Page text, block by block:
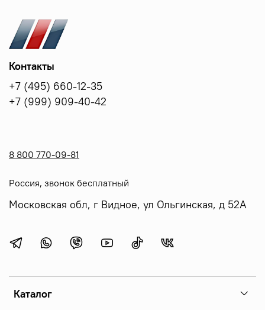
Каталог
Контакты
+7 (495) 660-12-35
+7 (999) 909-40-42
8 800 770-09-81
Россия, звонок бесплатный
Московская обл, г Видное, ул Ольгинская, д 52А